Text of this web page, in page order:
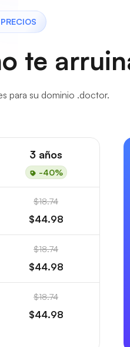
te
para su dominio .doctor.
3 años
-40%
$18.74
$44.98
$18.74
$44.98
$18.74
$44.98